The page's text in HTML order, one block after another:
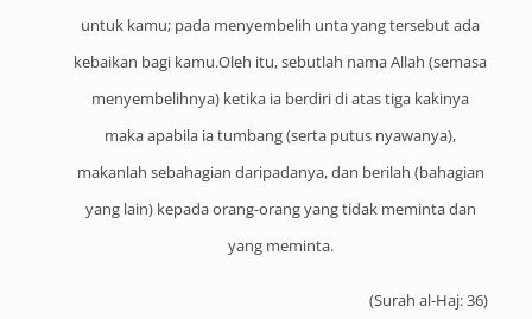
untuk kamu; pada menyembelih unta yang tersebut ada
kebaikan bagi kamu.Oleh itu, sebutlah nama Allah (semasa
menyembelihnya) ketika ia berdiri di atas tiga kakinya
maka apabila ia tumbang (serta putus nyawanya),
makanlah sebahagian daripadanya, dan berilah (bahagian
yang lain) kepada orang-orang yang tidak meminta dan
yang meminta.
(Surah al-Haj: 36)